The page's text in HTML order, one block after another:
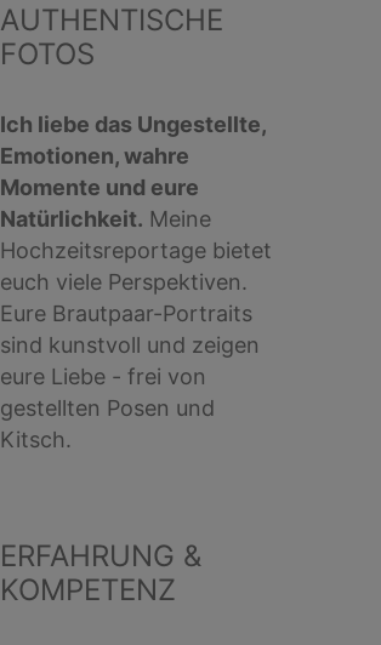
AUTHENTISCHE
FOTOS
Ich liebe das Ungestellte,
Emotionen, wahre
Momente und eure
Natürlichkeit. Meine
Hochzeitsreportage bietet
euch viele Perspektiven.
Eure Brautpaar-Portraits
sind kunstvoll und zeigen
eure Liebe - frei von
gestellten Posen und
Kitsch.
ERFAHRUNG &
KOMPETENZ